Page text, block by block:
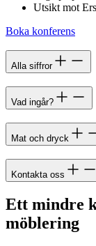
Utsikt mot
Boka konferens
Alla siffror
Vad ingår?
Mat och dryck
Kontakta oss
Ett mindre
möblering